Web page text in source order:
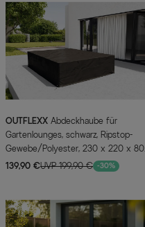
OUTFLEXX
Gartenlounges, schwarz, Ripstop-
Gewebe/Polyester, 230 x 220 x 80
cm, wasserabweisend, UV-Schutz
139,90 €UVP 199,90 € -30%